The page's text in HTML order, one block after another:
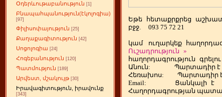
Օդերևութաբանություն [1]
Բնապահպանություն(էկոլոգիա)
[97]
Փիլիսոփայություն [25]
Քաղաքագիտություն [42]
Սոցոլոգիա [24]
Հոգեբանություն [120]
Պատմություն [189]
Արվեստ, մշակույթ [30]
Իրավագիտություն, իրավունք
[343]
Եթե հետաքրքրեց
բջջ.
093 75 72 21
կամ ուղարկեք
Ուշադրություն »
հաղորդագրություն գրելու
Անուն:
Պարտադիր է
Հեռախոս: Պարտադիր
Email: Ցանկալի է
Հաղորդագրության